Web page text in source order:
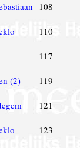
108
110
117
(2) 119
121
123